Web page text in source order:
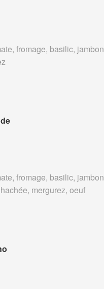
fromage, basilic,
fromage, basilic,
mergurez, oeuf